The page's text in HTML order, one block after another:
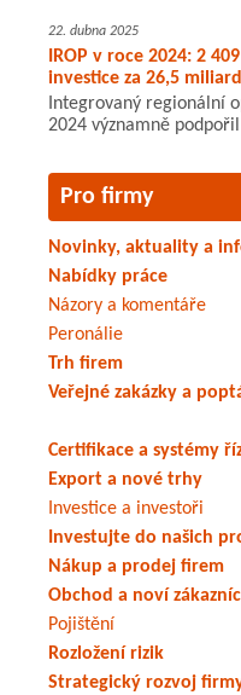
22. dubna 2025
IROP v roce 2024: 2
investice za 26,5
Integrovaný regionální
2024 významně
Pro firmy
Novinky, aktuality a
Nabídky práce
Názory a komentáře
Peronálie
Trh firem
Veřejné zakázky a
Certifikace a systémy
Export a nové trhy
Investice a investoři
Investujte do našich
Nákup a prodej firem
Obchod a noví
Pojištění
Rozložení rizik
Strategický rozvoj